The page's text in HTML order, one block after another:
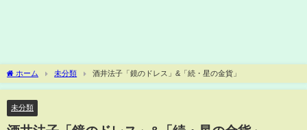
ホーム 未分類 酒井法子「鏡のドレス」&「続・星の金貨」
未分類